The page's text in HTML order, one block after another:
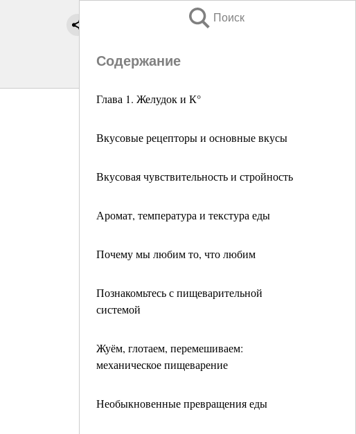
Поиск
Содержание
Глава 1. Желудок и К°
Вкусовые рецепторы и основные вкусы
Вкусовая чувствительность и стройность
Аромат, температура и текстура еды
Почему мы любим то, что любим
Познакомьтесь с пищеварительной
системой
Жуём, глотаем, перемешиваем:
механическое пищеварение
Необыкновенные превращения еды